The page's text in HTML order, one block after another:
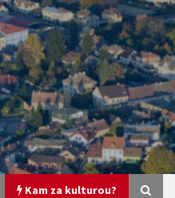
Kam za kulturou?